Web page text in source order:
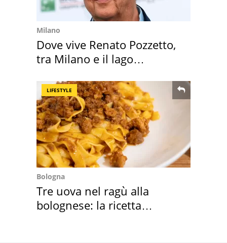
Milano
Dove vive Renato Pozzetto,
tra Milano e il lago
LIFESTYLE
Bologna
Tre uova nel ragù alla
bolognese: la ricetta